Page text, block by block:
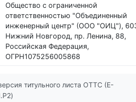
Общество с ограниченной
ответственностью "Объединенный
инженерный центр" (ООО "ОИЦ"),
Нижний Новгород, пр. Ленина, 88,
Российская Федерация,
ОГРН1075256005868
титульного листа ОТТС (E-